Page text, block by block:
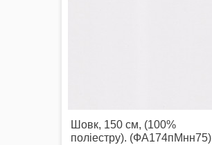
Шовк, 150 см, (100%
поліестру). (ФА174пМнн75)